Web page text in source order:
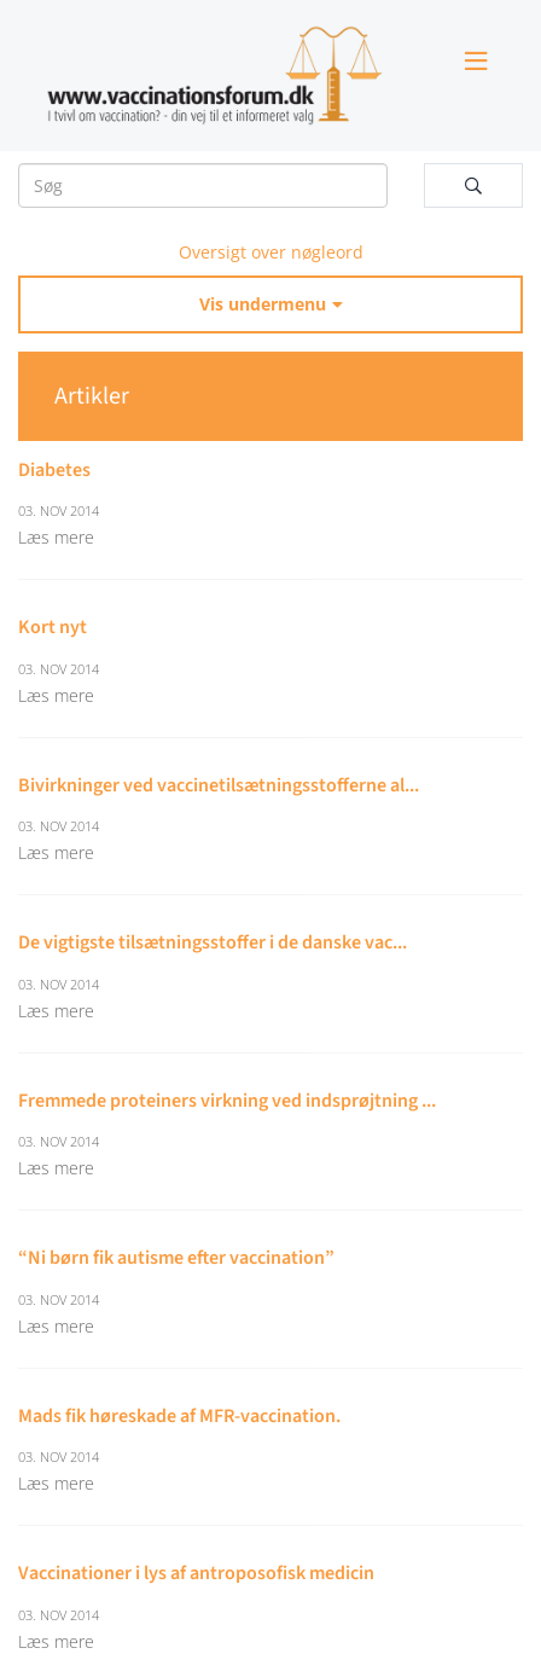


Oversigt over nøgleord
Vis undermenu 
Artikler
Diabetes
03. NOV 2014
Læs mere
Kort nyt
03. NOV 2014
Læs mere
Bivirkninger ved vaccinetilsætningsstofferne al...
03. NOV 2014
Læs mere
De vigtigste tilsætningsstoffer i de danske vac...
03. NOV 2014
Læs mere
Fremmede proteiners virkning ved indsprøjtning ...
03. NOV 2014
Læs mere
“Ni børn fik autisme efter vaccination”
03. NOV 2014
Læs mere
Mads fik høreskade af MFR-vaccination.
03. NOV 2014
Læs mere
Vaccinationer i lys af antroposofisk medicin
03. NOV 2014
Læs mere